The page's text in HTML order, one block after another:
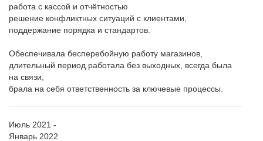
работа с кассой и отчётностью
решение конфликтных ситуаций с клиентами,
поддержание порядка и стандартов.
Обеспечивала бесперебойную работу магазинов,
длительный период работала без выходных, всегда была
на связи,
брала на себя ответственность за ключевые процессы.
Июль 2021 -
Январь 2022